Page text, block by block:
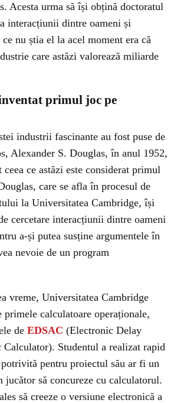
Acesta urma să își obțină doctoratul
interacțiunii dintre oameni și
nu știa el la acel moment era că
care astăzi valorează miliarde
primul joc pe
industrii fascinante au fost puse de
Alexander S. Douglas, în anul 1952,
ceea ce astăzi este considerat primul
care se afla în procesul de
la Universitatea Cambridge, își
cercetare interacțiunii dintre oameni
a-și putea susține argumentele în
nevoie de un program
vreme, Universitatea Cambridge
primele calculatoare operaționale,
de EDSAC (Electronic Delay
Calculator). Studentul a realizat rapid
pentru proiectul său ar fi un
jucător să concureze cu calculatorul.
să creeze o versiune electronică a